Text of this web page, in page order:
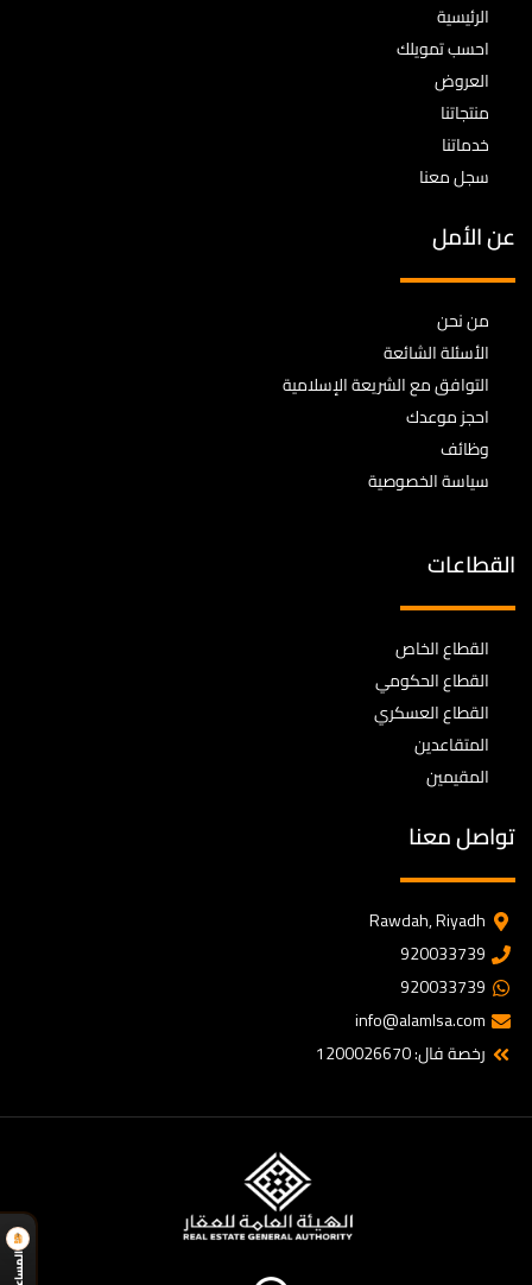
الرئيسية
احسب تمويلك
العروض
منتجاتنا
خدماتنا
سجل معنا
عن الأمل
من نحن
الأسئلة الشائعة
التوافق مع الشريعة الإسلامية
احجز موعدك
وظائف
سياسة الخصوصية
القطاعات
القطاع الخاص
القطاع الحكومي
القطاع العسكري
المتقاعدين
المقيمين
تواصل معنا
Rawdah, Riyadh
920033739
920033739
info@alamlsa.com
رخصة فال: 1200026670